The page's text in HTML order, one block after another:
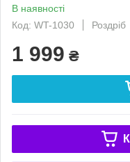
В наявності
Код: WT-1030
Роздріб
1 999 ₴